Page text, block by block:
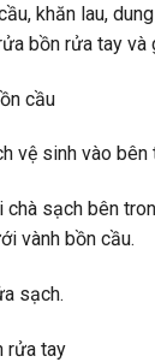
khăn lau,
bồn rửa tay và
cầu
vệ sinh vào bên
chà sạch bên
vành bồn cầu.
sạch.
rửa tay